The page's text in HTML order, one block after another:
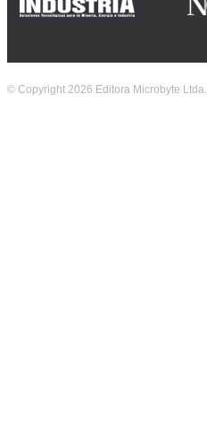
© Copyright 2026 Editora Microbyte Ltda.